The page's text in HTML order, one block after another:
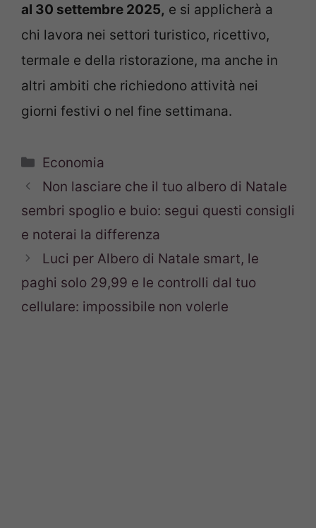
al 30 settembre 2025, e si applicherà a
chi lavora nei settori turistico, ricettivo,
termale e della ristorazione, ma anche in
altri ambiti che richiedono attività nei
giorni festivi o nel fine settimana.
Categorie
Economia
Non lasciare che il tuo albero di Natale
sembri spoglio e buio: segui questi consigli
e noterai la differenza
Luci per Albero di Natale smart, le
paghi solo 29,99 e le controlli dal tuo
cellulare: impossibile non volerle